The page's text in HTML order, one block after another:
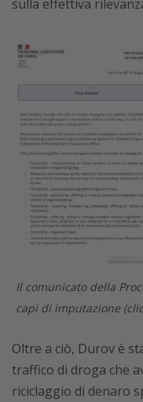
sulla effettiva
Il comunicato della Procura della repubblica francese con i
capi di imputazione
Oltre a ciò, Durov è
traffico di droga che
riciclaggio di denaro